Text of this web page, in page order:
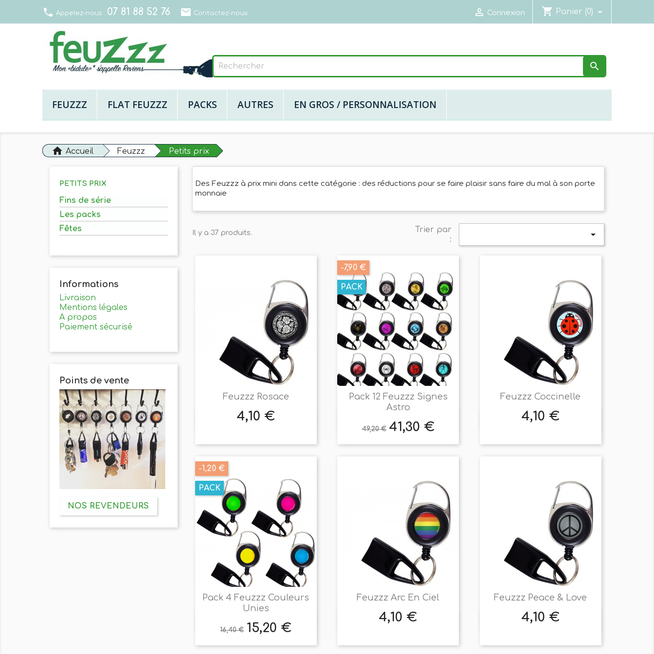
local_phone Appelez-nous : 07 81 88 52 76 email Contactez-nous  Connexion shopping_cart Panier (0)

FEUZZZ FLAT FEUZZZ PACKS AUTRES EN GROS / PERSONNALISATION
home Accueil Feuzzz Petits prix
PETITS PRIX
Fins de série
Les packs
Fêtes
Informations
Livraison
Mentions légales
A propos
Paiement sécurisé
Points de vente
NOS REVENDEURS
Des Feuzzz à prix mini dans cette catégorie : des réductions pour se faire plaisir sans faire du mal à son porte
monnaie
Il y a 37 produits.
Trier par
:

Feuzzz Rosace
Prix
4,10 €
Aperçu rapide
Pack 12 Feuzzz Signes
Astro
Prix
de
base
49,20 € Prix
41,30 €
-7,90 €
PACK
Aperçu rapide
Feuzzz Coccinelle
Prix
4,10 €
Aperçu rapide
Pack 4 Feuzzz Couleurs
Unies
Prix
de
base
16,40 € Prix
15,20 €
-1,20 €
PACK
Aperçu rapide
Feuzzz Arc En Ciel
Prix
4,10 €
Aperçu rapide
Feuzzz Peace & Love
Prix
4,10 €
Aperçu rapide